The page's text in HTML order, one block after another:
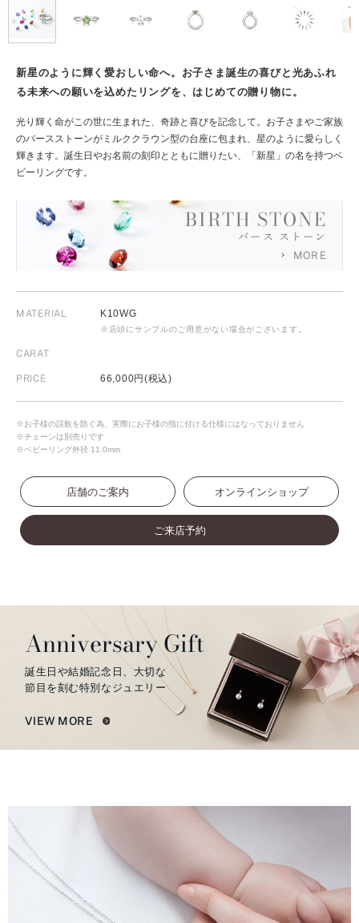
新星のように輝く愛おしい命へ。お子さま誕生の喜びと光あふれ
る未来への願いを込めたリングを、はじめての贈り物に。
光り輝く命がこの世に生まれた、奇跡と喜びを記念して。お子さまやご家族
のバースストーンがミルククラウン型の台座に包まれ、星のように愛らしく
輝きます。誕生日やお名前の刻印とともに贈りたい、「新星」の名を持つベ
ビーリングです。
BIRTH STONE
バース ストーン
MORE
MATERIAL K10WG
※店頭にサンプルのご用意がない場合がございます。
CARAT
PRICE 66,000円(税込)
※お子様の誤飲を防ぐ為、実際にお子様の指に付ける仕様にはなっておりません
※チェーンは別売りです
※ベビーリング外径 11.0mm
店舗のご案内 オンラインショップ
ご来店予約
Anniversary Gift
誕生日や結婚記念日、大切な
節目を刻む特別なジュエリー
VIEW MORE